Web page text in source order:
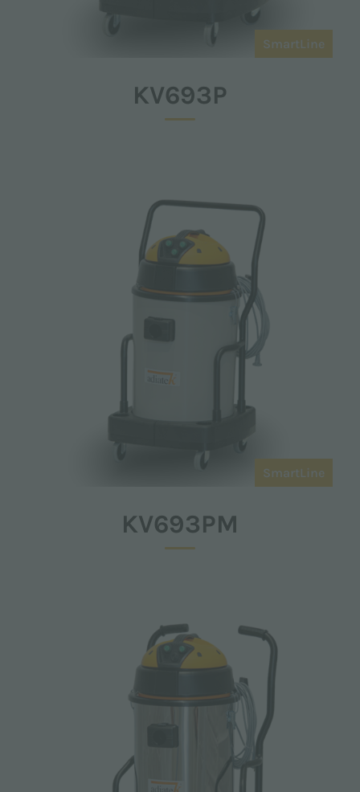
SmartLine
KV693P
SmartLine
KV693PM